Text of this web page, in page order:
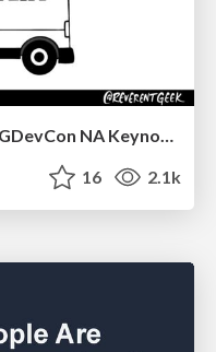
The Art of Delivering Value - GDevCon NA Keynote
16 2.1k